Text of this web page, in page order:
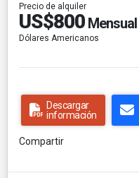
Precio de alquiler
US$800 Mensual
Dólares Americanos
Descargar
información
Compartir